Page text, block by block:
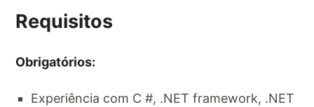
Requisitos
Obrigatórios:
Experiência com C #, .NET framework, .NET